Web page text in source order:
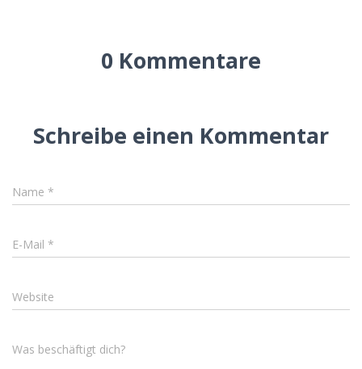
0 Kommentare
Schreibe einen Kommentar
Name *
E-Mail *
Website
Was beschäftigt dich?